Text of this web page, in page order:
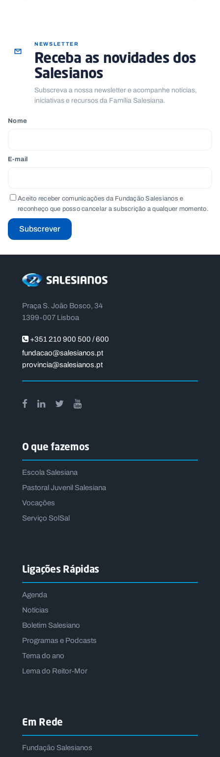
NEWSLETTER
Receba as novidades dos
Salesianos
Subscreva a nossa newsletter e acompanhe notícias,
iniciativas e recursos da Família Salesiana.
Nome
E-mail
Aceito receber comunicações da Fundação Salesianos e
reconheço que posso cancelar a subscrição a qualquer momento.
Subscrever
Praça S. João Bosco, 34
1399-007 Lisboa
+351 210 900 500 / 600
fundacao@salesianos.pt
provincia@salesianos.pt
O que fazemos
Escola Salesiana
Pastoral Juvenil Salesiana
Vocações
Serviço SolSal
Ligações Rápidas
Agenda
Notícias
Boletim Salesiano
Programas e Podcasts
Tema do ano
Lema do Reitor-Mor
Em Rede
Fundação Salesianos